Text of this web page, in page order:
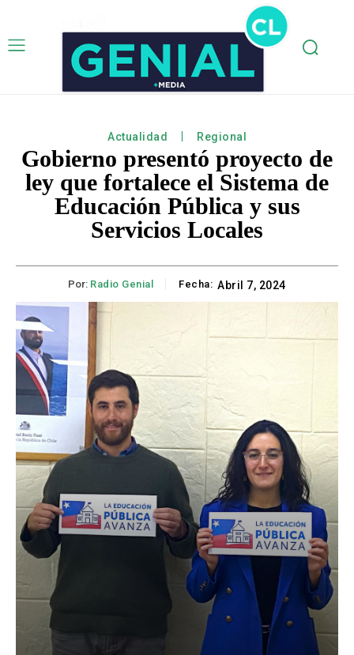
Actualidad Regional
Gobierno presentó proyecto de
ley que fortalece el Sistema de
Educación Pública y sus
Servicios Locales
Por: Radio Genial Fecha: Abril 7, 2024